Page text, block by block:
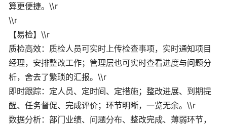
算更便捷。\\r
\\r
【易检】\\r
质检高效：质检人员可实时上传检查事项，实时通知项目
经理，安排整改工作；管理层也可实时查看进度与问题分
析，舍去了繁琐的汇报。\\r
即时跟踪：定人员、定时间、定措施；整改进展、到期提
醒、任务督促、完成评价；环节明晰，一览无余。\\r
数据分析：部门业绩、问题分布、整改完成、薄弱环节，